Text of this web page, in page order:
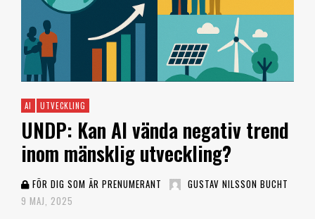
AI UTVECKLING
UNDP: Kan AI vända negativ trend
inom mänsklig utveckling?
FÖR DIG SOM ÄR PRENUMERANT
GUSTAV NILSSON BUCHT
9 MAJ, 2025